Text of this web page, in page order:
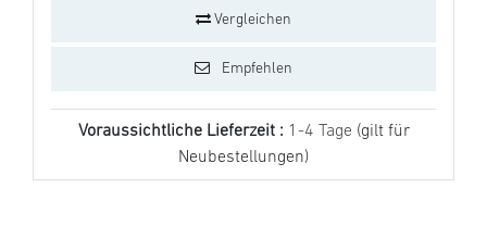
Vergleichen
Empfehlen
Voraussichtliche Lieferzeit : 1-4 Tage (gilt für
Neubestellungen)